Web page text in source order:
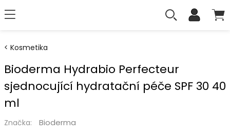
Kosmetika
Bioderma Hydrabio Perfecteur
sjednocující hydratační péče SPF 30 40
ml
Značka: Bioderma